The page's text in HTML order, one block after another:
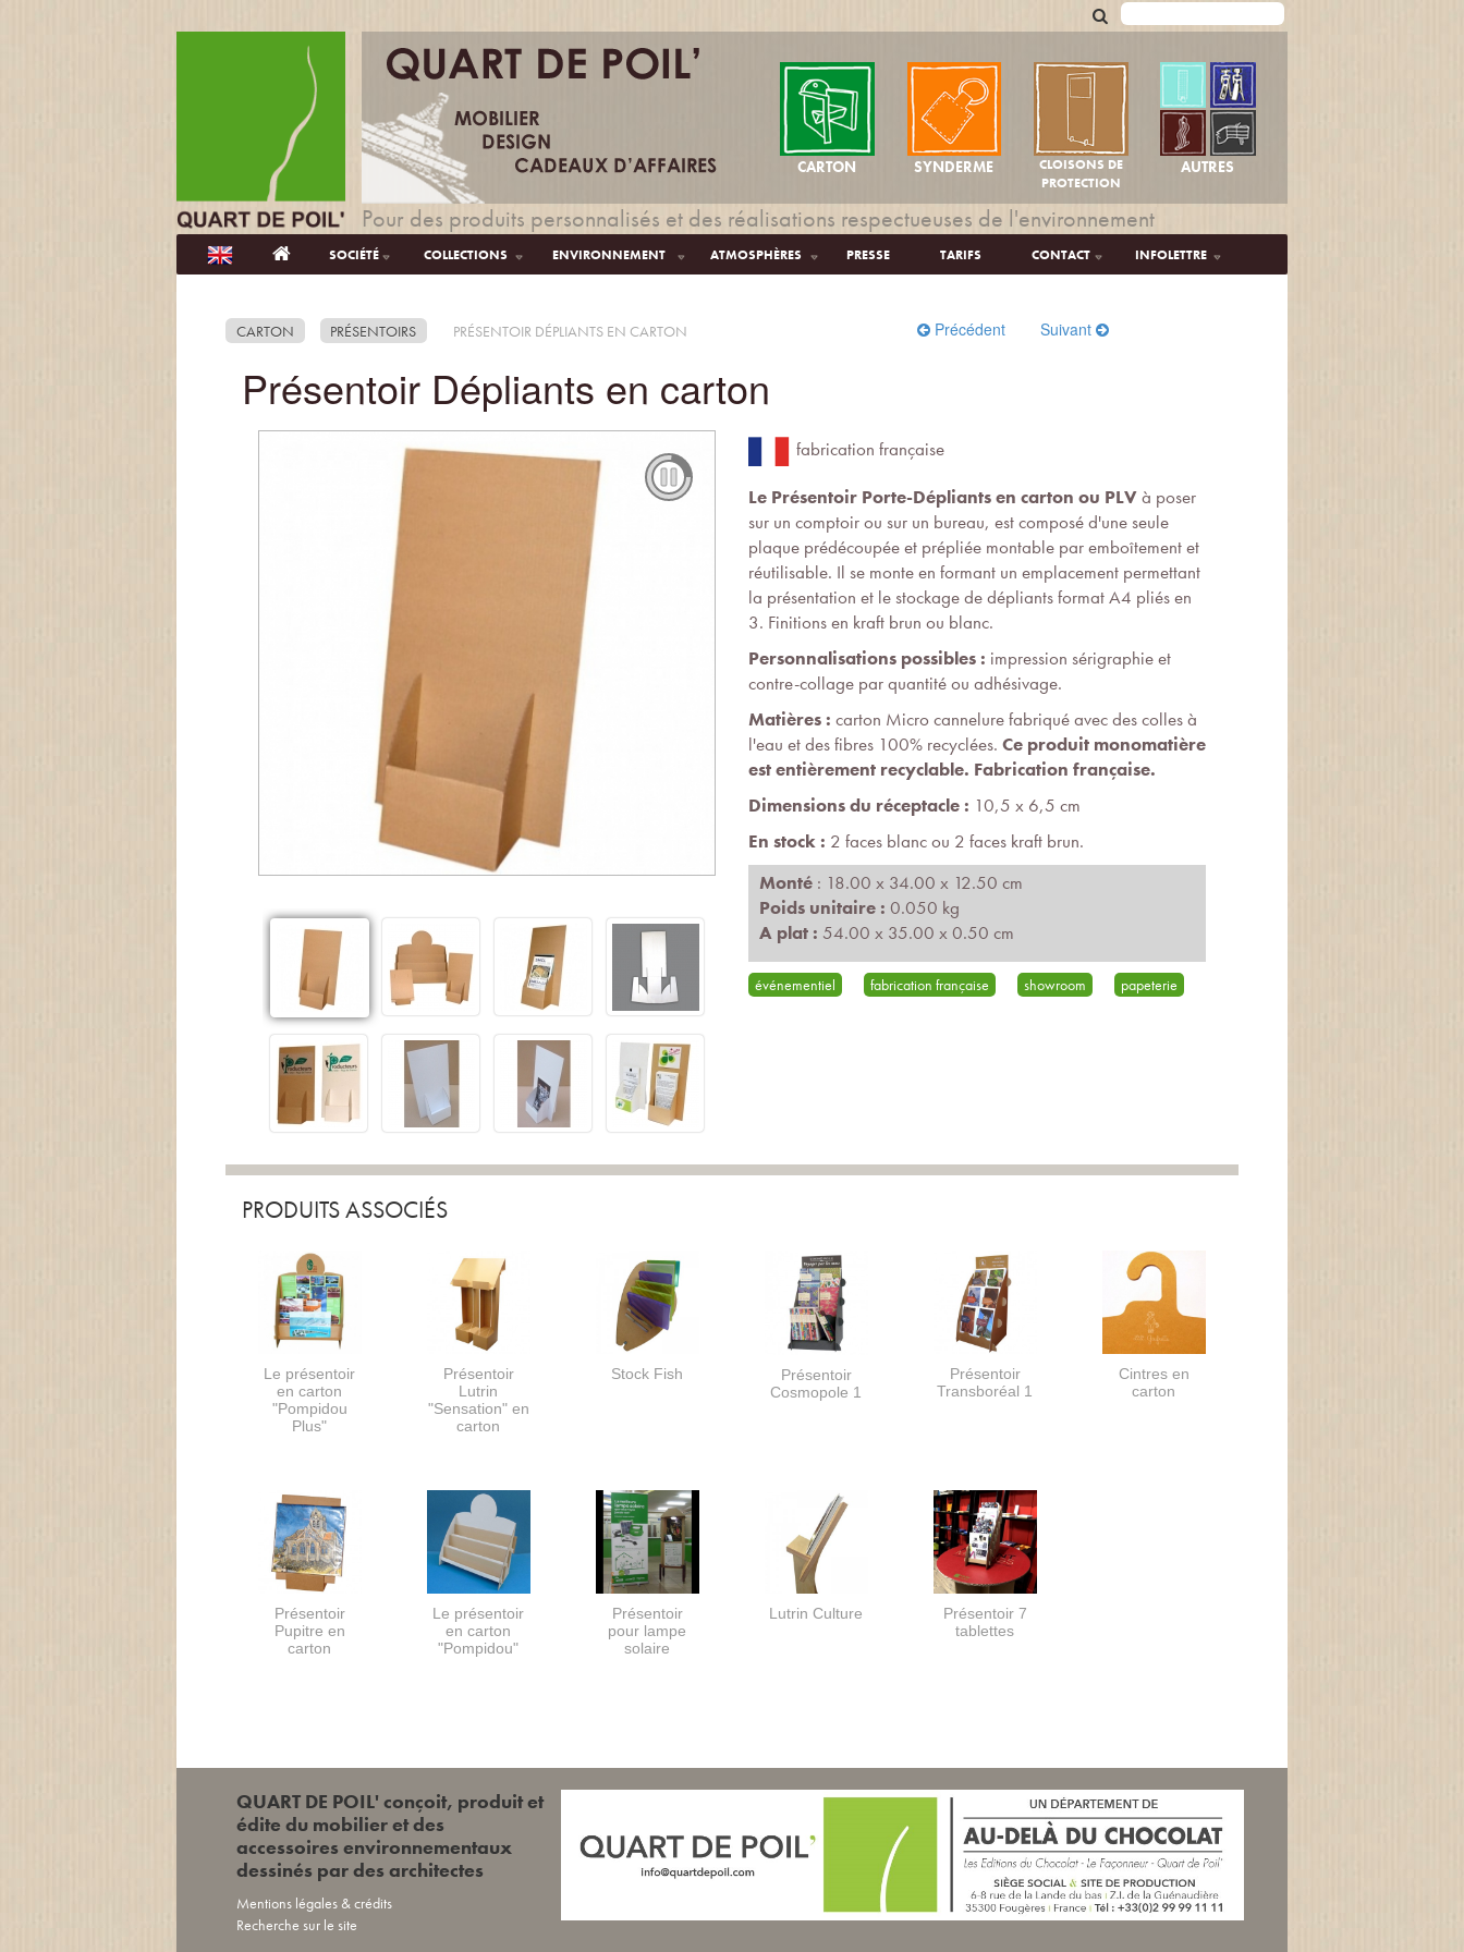
CARTON SYNDERME
CLOISONS DE
PROTECTION
AUTRES
Pour des produits personnalisés et des réalisations respectueuses de l'environnement
SOCIÉTÉ COLLECTIONS ENVIRONNEMENT ATMOSPHÈRES PRESSE TARIFS CONTACT INFOLETTRE
CARTON PRÉSENTOIRS PRÉSENTOIR DÉPLIANTS EN CARTON Précédent Suivant
Présentoir Dépliants en carton
fabrication française
Le Présentoir Porte-Dépliants en carton ou PLVà poser
sur un comptoir ou sur un bureau, est composé d'une seule
plaque prédécoupée et prépliée montable par emboîtement et
réutilisable. Il se monte en formant un emplacement permettant
la présentation et le stockage de dépliants format A4 pliés en
3. Finitions en kraft brun ou blanc.
Personnalisations possibles : impression sérigraphie et
contre-collage par quantité ou adhésivage.
Matières : carton Micro cannelure fabriqué avec des colles à
l'eau et des fibres 100% recyclées. Ce produit monomatière
est entièrement recyclable. Fabrication française.
Dimensions du réceptacle : 10,5 x 6,5 cm
En stock : 2 faces blanc ou 2 faces kraft brun.
Monté : 18.00 x 34.00 x 12.50 cm
Poids unitaire : 0.050 kg
A plat : 54.00 x 35.00 x 0.50 cm
événementiel fabrication française showroom papeterie
PRODUITS ASSOCIÉS
Le présentoir
en carton
"Pompidou
Plus"
Présentoir
Lutrin
"Sensation" en
carton
Stock Fish
Présentoir
Cosmopole 1
Présentoir
Transboréal 1
Cintres en
carton
Présentoir
Pupitre en
carton
Le présentoir
en carton
"Pompidou"
Présentoir
pour lampe
solaire
Lutrin Culture
Présentoir 7
tablettes
QUART DE POIL' conçoit, produit et
édite du mobilier et des
accessoires environnementaux
dessinés par des architectes
Mentions légales & crédits
Recherche sur le site